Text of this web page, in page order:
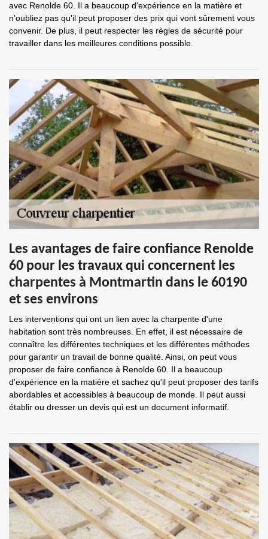
avec Renolde 60. Il a beaucoup d'expérience en la matière et
n'oubliez pas qu'il peut proposer des prix qui vont sûrement vous
convenir. De plus, il peut respecter les règles de sécurité pour
travailler dans les meilleures conditions possible.
Les avantages de faire confiance Renolde
60 pour les travaux qui concernent les
charpentes à Montmartin dans le 60190
et ses environs
Les interventions qui ont un lien avec la charpente d'une
habitation sont très nombreuses. En effet, il est nécessaire de
connaître les différentes techniques et les différentes méthodes
pour garantir un travail de bonne qualité. Ainsi, on peut vous
proposer de faire confiance à Renolde 60. Il a beaucoup
d'expérience en la matière et sachez qu'il peut proposer des tarifs
abordables et accessibles à beaucoup de monde. Il peut aussi
établir ou dresser un devis qui est un document informatif.